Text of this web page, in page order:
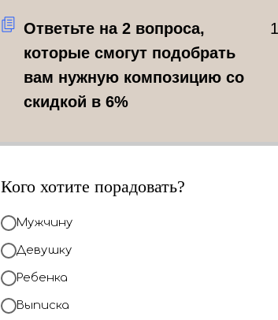
Ответьте на 2 вопроса,
которые смогут подобрать
вам нужную композицию со
скидкой в 6%
Кого хотите порадовать?
Мужчину
Девушку
Ребенка
Выписка
Рады вам
Добавьте в
сможете
день или в
При заказе